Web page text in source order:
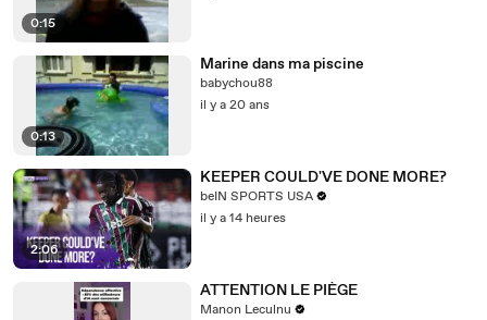
0:15
0:13
Marine dans ma piscine
babychou88
il y a 20 ans
2:06
KEEPER COULD'VE DONE MORE?
beIN SPORTS USA
il y a 14 heures
ATTENTION LE PIÈGE
Manon Leculnu